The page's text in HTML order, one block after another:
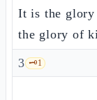
It is the
the glory of
3 🗝️1